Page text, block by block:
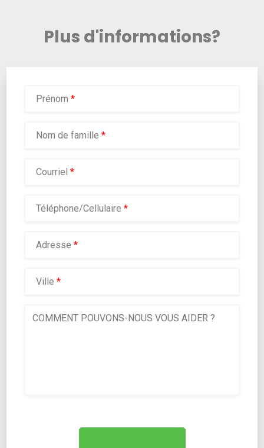
Plus d'informations?
Prénom*
Nom de famille*
Courriel*
Téléphone/Cellulaire *
Adresse *
Ville *